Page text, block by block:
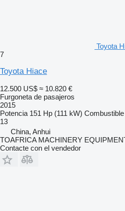
Toyota
7
Toyota Hiace
12.500 US$ ≈ 10.820 €
Furgoneta de pasajeros
2015
Potencia 151 Hp (111 kW) Combustible
13
China, Anhui
TOAFRICA MACHINERY
Contacte con el vendedor